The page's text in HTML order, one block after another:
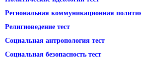
Региональная коммуникационная
Религиоведение тест
Социальная антропология тест
Социальная безопасность тест